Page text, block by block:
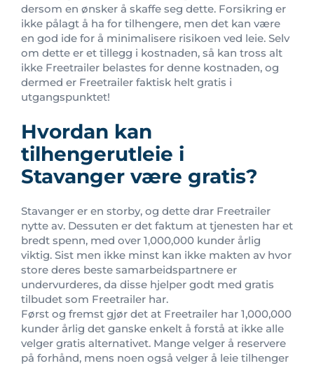
dersom en ønsker å skaffe seg dette. Forsikring er
ikke pålagt å ha for tilhengere, men det kan være
en god ide for å minimalisere risikoen ved leie. Selv
om dette er et tillegg i kostnaden, så kan tross alt
ikke Freetrailer belastes for denne kostnaden, og
dermed er Freetrailer faktisk helt gratis i
utgangspunktet!
Hvordan kan
tilhengerutleie i
Stavanger være gratis?
Stavanger er en storby, og dette drar Freetrailer
nytte av. Dessuten er det faktum at tjenesten har et
bredt spenn, med over 1,000,000 kunder årlig
viktig. Sist men ikke minst kan ikke makten av hvor
store deres beste samarbeidspartnere er
undervurderes, da disse hjelper godt med gratis
tilbudet som Freetrailer har.
Først og fremst gjør det at Freetrailer har 1,000,000
kunder årlig det ganske enkelt å forstå at ikke alle
velger gratis alternativet. Mange velger å reservere
på forhånd, mens noen også velger å leie tilhenger